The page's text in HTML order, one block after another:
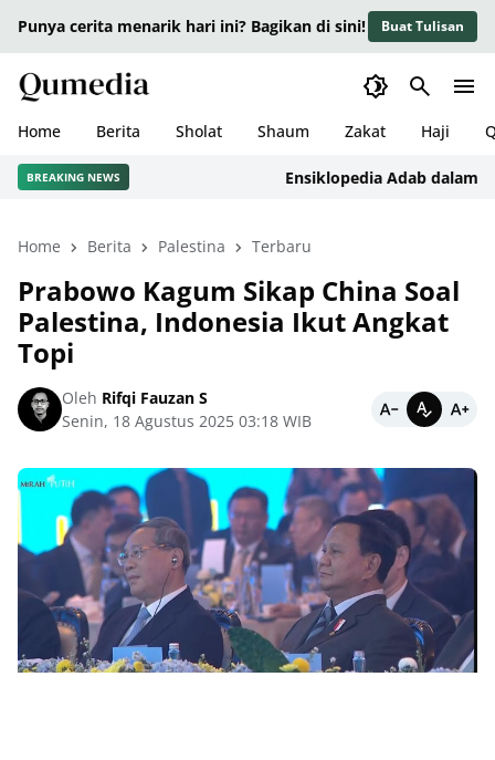
Punya cerita menarik hari ini? Bagikan di sini! Buat Tulisan
Home Berita Sholat Shaum Zakat Haji
BREAKING NEWS Ensiklopedia Adab dalam
Home Berita Palestina Terbaru
Prabowo Kagum Sikap China Soal
Palestina, Indonesia Ikut Angkat
Topi
Oleh Rifqi Fauzan S
Senin, 18 Agustus 2025 03:18 WIB